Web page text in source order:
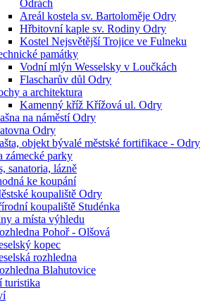
Odrách
Areál kostela sv. Bartoloměje Odry
Hřbitovní kaple sv. Rodiny Odry
Kostel Nejsvětější Trojice ve Fulneku
památky
Vodní mlýn Wesselsky v Loučkách
Flascharův důl Odry
a architektura
Kamenný kříž Křížová ul. Odry
na náměstí Odry
Odry
objekt bývalé městské fortifikace - Odry
zámecké parky
sanatoria, lázně
ke koupání
koupaliště Odry
koupaliště Studénka
a místa výhledu
Pohoř - Olšová
kopec
rozhledna
Blahutovice
turistika